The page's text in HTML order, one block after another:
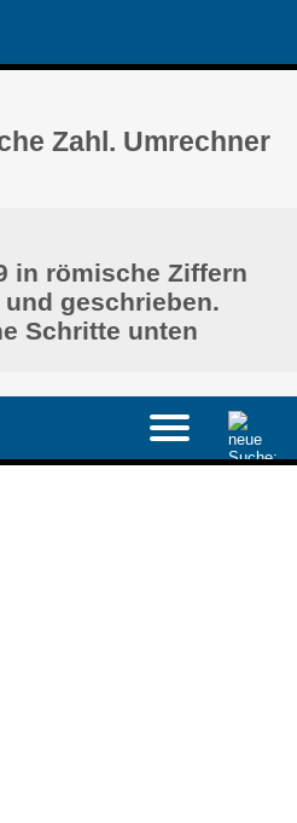
Zahl. Umrechner
in römische Ziffern
geschrieben.
Schritte unten